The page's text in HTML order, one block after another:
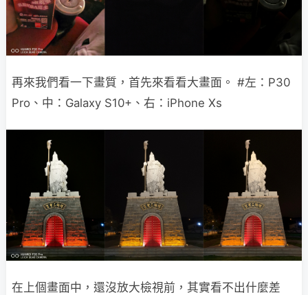
再來我們看一下畫質，首先來看看大畫面。 #左：P30
Pro、中：Galaxy S10+、右：iPhone Xs
在上個畫面中，還沒放大檢視前，其實看不出什麼差